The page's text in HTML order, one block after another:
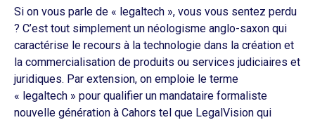
Si on vous parle de « legaltech », vous vous sentez perdu
? C’est tout simplement un néologisme anglo-saxon qui
caractérise le recours à la technologie dans la création et
la commercialisation de produits ou services judiciaires et
juridiques. Par extension, on emploie le terme
« legaltech » pour qualifier un mandataire formaliste
nouvelle génération à Cahors tel que LegalVision qui